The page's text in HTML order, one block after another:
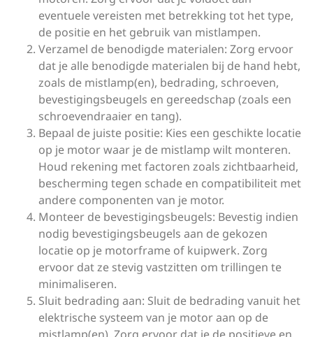
eventuele vereisten met betrekking tot het type,
de positie en het gebruik van mistlampen.
Verzamel de benodigde materialen: Zorg ervoor
dat je alle benodigde materialen bij de hand hebt,
zoals de mistlamp(en), bedrading, schroeven,
bevestigingsbeugels en gereedschap (zoals een
schroevendraaier en tang).
Bepaal de juiste positie: Kies een geschikte locatie
op je motor waar je de mistlamp wilt monteren.
Houd rekening met factoren zoals zichtbaarheid,
bescherming tegen schade en compatibiliteit met
andere componenten van je motor.
Monteer de bevestigingsbeugels: Bevestig indien
nodig bevestigingsbeugels aan de gekozen
locatie op je motorframe of kuipwerk. Zorg
ervoor dat ze stevig vastzitten om trillingen te
minimaliseren.
Sluit bedrading aan: Sluit de bedrading vanuit het
elektrische systeem van je motor aan op de